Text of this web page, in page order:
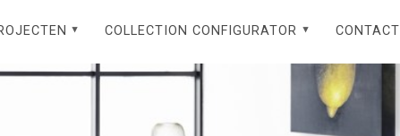
COLLECTION CONFIGURATOR CONTACT